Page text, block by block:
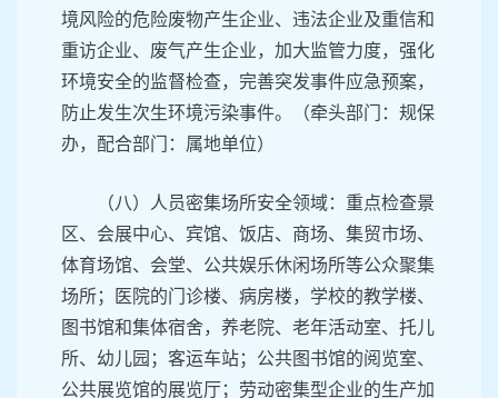
境风险的危险废物产生企业、违法企业及重信和
重访企业、废气产生企业，加大监管力度，强化
环境安全的监督检查，完善突发事件应急预案，
防止发生次生环境污染事件。（牵头部门：规保
办，配合部门：属地单位）
（八）人员密集场所安全领域：重点检查景
区、会展中心、宾馆、饭店、商场、集贸市场、
体育场馆、会堂、公共娱乐休闲场所等公众聚集
场所；医院的门诊楼、病房楼，学校的教学楼、
图书馆和集体宿舍，养老院、老年活动室、托儿
所、幼儿园；客运车站；公共图书馆的阅览室、
公共展览馆的展览厅；劳动密集型企业的生产加